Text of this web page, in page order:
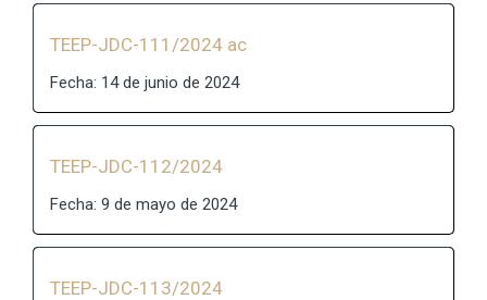
TEEP-JDC-111/2024 ac
Fecha: 14 de junio de 2024
TEEP-JDC-112/2024
Fecha: 9 de mayo de 2024
TEEP-JDC-113/2024